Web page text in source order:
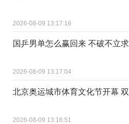
2026-08-09 13:17:16
国乒男单怎么赢回来 不破不立
2026-08-09 13:17:04
北京奥运城市体育文化节开幕
2026-08-09 13:16:51